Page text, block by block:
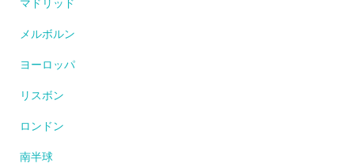
メルボルン
ヨーロッパ
リスボン
ロンドン
南半球